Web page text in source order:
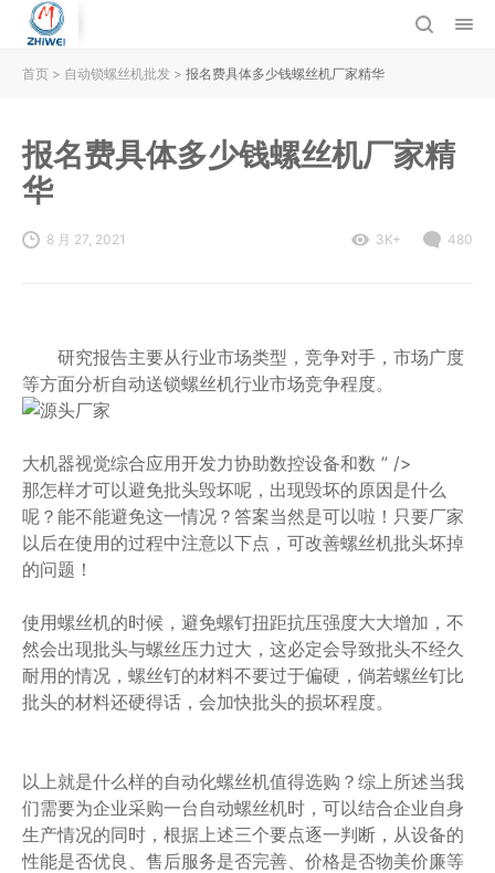
首页 > 自动锁螺丝机批发 > 报名费具体多少钱螺丝机厂家精华
报名费具体多少钱螺丝机厂家精
华
8 月 27, 2021 3K+ 480
研究报告主要从行业市场类型，竞争对手，市场广度
等方面分析自动送锁螺丝机行业市场竞争程度。
大机器视觉综合应用开发力协助数控设备和数 ” />
那怎样才可以避免批头毁坏呢，出现毁坏的原因是什么
呢？能不能避免这一情况？答案当然是可以啦！只要厂家
以后在使用的过程中注意以下点，可改善螺丝机批头坏掉
的问题！
使用螺丝机的时候，避免螺钉扭距抗压强度大大增加，不
然会出现批头与螺丝压力过大，这必定会导致批头不经久
耐用的情况，螺丝钉的材料不要过于偏硬，倘若螺丝钉比
批头的材料还硬得话，会加快批头的损坏程度。
以上就是什么样的自动化螺丝机值得选购？综上所述当我
们需要为企业采购一台自动螺丝机时，可以结合企业自身
生产情况的同时，根据上述三个要点逐一判断，从设备的
性能是否优良、售后服务是否完善、价格是否物美价廉等